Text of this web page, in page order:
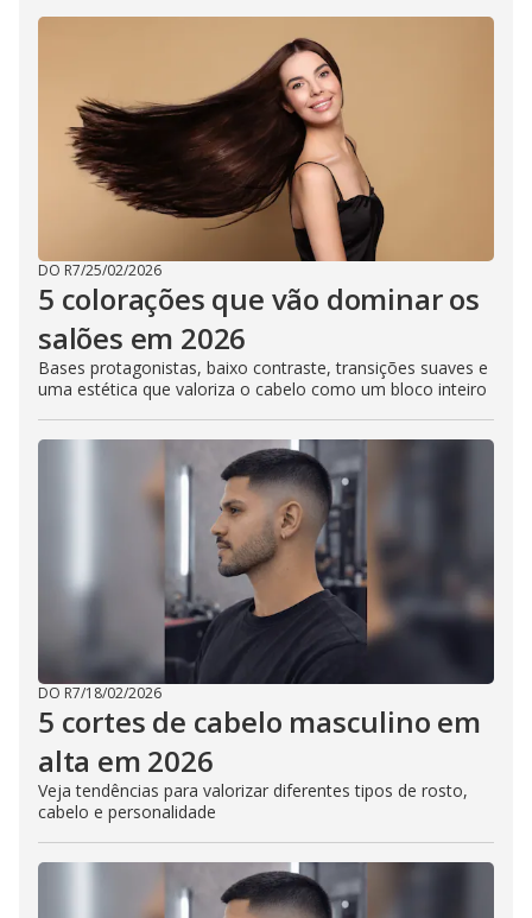
DO R7/25/02/2026
5 colorações que vão dominar os
salões em 2026
Bases protagonistas, baixo contraste, transições suaves e
uma estética que valoriza o cabelo como um bloco inteiro
DO R7/18/02/2026
5 cortes de cabelo masculino em
alta em 2026
Veja tendências para valorizar diferentes tipos de rosto,
cabelo e personalidade